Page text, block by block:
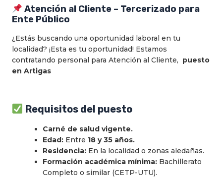
Atención al Cliente – Tercerizado para
Ente Público
¿Estás buscando una oportunidad laboral en tu
localidad? ¡Esta es tu oportunidad! Estamos
contratando personal para Atención al Cliente, puesto
en Artigas
Requisitos del puesto
Carné de salud vigente.
Edad: Entre 18 y 35 años.
Residencia: En la localidad o zonas aledañas.
Formación académica mínima: Bachillerato
Completo o similar (CETP-UTU).